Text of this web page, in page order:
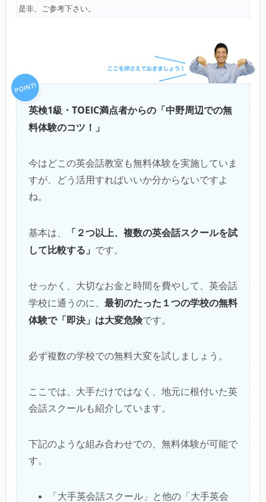
是非、ご参考下さい。
英検1級・TOEIC満点者からの「中野周辺での無
料体験のコツ！」
今はどこの英会話教室も無料体験を実施していま
すが、どう活用すればいいか分からないですよ
ね。
基本は、
「２つ以上、複数の英会話スクールを試
して比較する」 です。
せっかく、大切なお金と時間を費やして、英会話
学校に通うのに、 最初のたった１つの学校の無料
体験で「即決」は大変危険です。
必ず複数の学校での無料大変を試しましょう。
ここでは、大手だけではなく、地元に根付いた英
会話スクールも紹介しています。
下記のような組み合わせでの、無料体験が可能で
す。
「大手英会話スクール」と他の「大手英会